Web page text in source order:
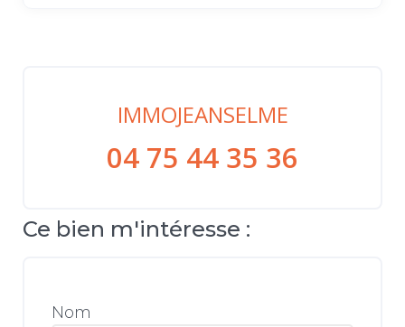
IMMOJEANSELME
04 75 44 35 36
Ce bien m'intéresse :
Nom